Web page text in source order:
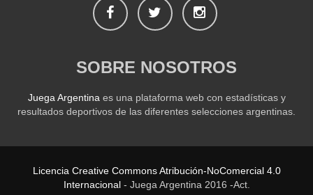
FacebookTwitter Instagram
SOBRE NOSOTROS
Juega Argentina es una plataforma web con estadísticas y
resultados deportivos de las diferentes selecciones argentinas.
Licencia Creative Commons Atribución-NoComercial 4.0
Internacional- Juega Argentina 2016 -Act.